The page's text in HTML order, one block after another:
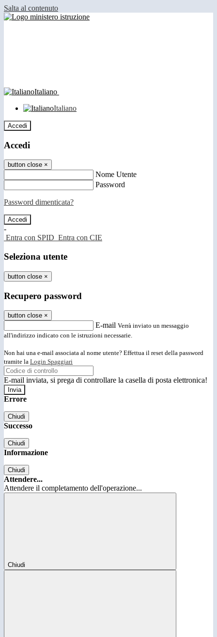
Salta al contenuto
Italiano
Italiano
Accedi
Accedi
button close ×
Nome Utente
Password
Password dimenticata?
-
Entra con SPID Entra con CIE
Seleziona utente
button close ×
Recupero password
button close ×
E-mail Verrà inviato un messaggio
all'indirizzo indicato con le istruzioni necessarie.
Non hai una e-mail associata al nome utente? Effettua il reset della password
tramite la Login Spaggiari
E-mail inviata, si prega di controllare la casella di posta elettronica!
Errore
Chiudi
Successo
Chiudi
Informazione
Chiudi
Attendere...
Attendere il completamento dell'operazione...
Chiudi